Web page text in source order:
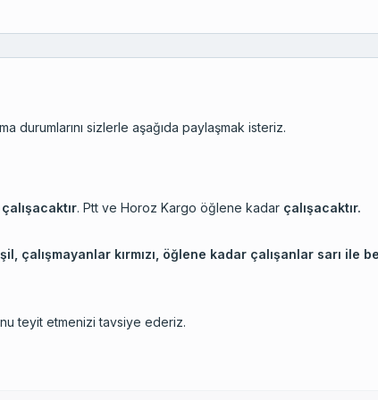
durumlarını sizlerle aşağıda paylaşmak isteriz.
çalışacaktır. Ptt ve Horoz Kargo öğlene kadar çalışacaktır.
kırmızı, öğlene kadar çalışanlar sarı ile
teyit etmenizi tavsiye ederiz.